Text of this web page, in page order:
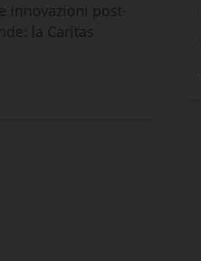
innovazioni post-
la Caritas